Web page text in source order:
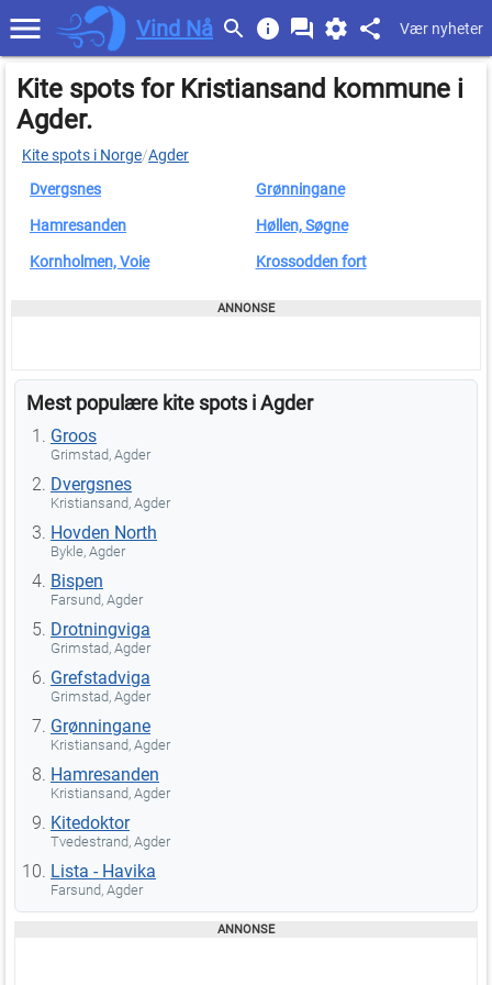
Vind Nå Vær nyheter
Kite spots for Kristiansand kommune i
Agder.
Kite spots i Norge/Agder
Dvergsnes
Grønningane
Hamresanden Høllen, Søgne
Kornholmen, Voie Krossodden fort
Mest populære kite spots i Agder
Groos
Grimstad, Agder
Dvergsnes
Kristiansand, Agder
Hovden North
Bykle, Agder
Bispen
Farsund, Agder
Drotningviga
Grimstad, Agder
Grefstadviga
Grimstad, Agder
Grønningane
Kristiansand, Agder
Hamresanden
Kristiansand, Agder
Kitedoktor
Tvedestrand, Agder
Lista - Havika
Farsund, Agder